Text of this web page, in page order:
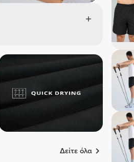
Δείτε όλα